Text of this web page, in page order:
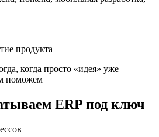
продукта
когда просто «идея» уже
поможем
ERP под ключ